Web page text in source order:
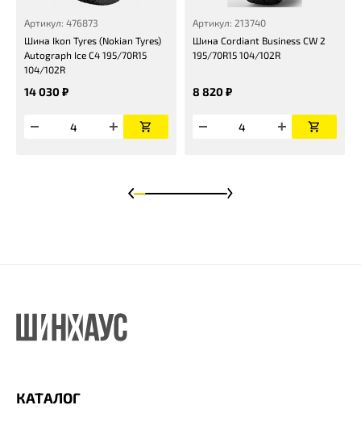
Артикул: 476873
Шина Ikon Tyres (Nokian Tyres)
Autograph Ice C4 195/70R15
104/102R
14 030 ₽
Артикул: 213740
Шина Cordiant Business CW 2
195/70R15 104/102R
8 820 ₽
КАТАЛОГ